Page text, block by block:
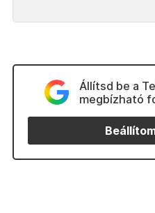
Állítsd be a
megbízható